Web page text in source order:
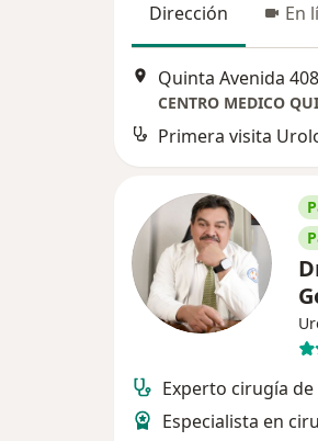
Dirección En
CENTRO MEDICO
Primera visita
Experto cirugía
Especialista en